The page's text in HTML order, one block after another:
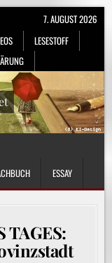
LESESTOFF
7. AUGUST 2026
ESSAY
TAGES: